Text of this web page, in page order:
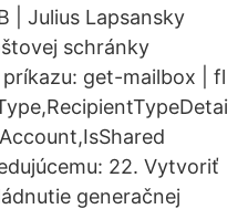
| Julius Lapsansky
schránky
get-mailbox
| fl
22. Vytvoriť
generačnej